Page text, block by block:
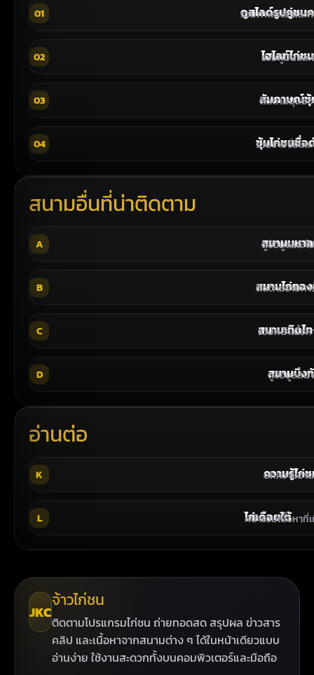
01 ดูสไลด์รูปคู่ชน
รวมภาพหลักและ
02 ไฮไลท์ไก่ชน
รวมคู่มันแล
03 สัมภาษณ์ซุ้
ติดตามมุมมอ
04 ซุ้มไก่ชนชื่อ
รวมรายชื่อแล
สนามอื่นที่น่าติดตาม
A สนามมหา
ดูข้อมูลและ
B สนามไก่ทอ
ติดตามรายก
C สนามเทิดไท
รวมหน้าเนื้อ
D สนามบึง
ดูข้อมูลสน
อ่านต่อ
K ความรู้ไก่
บทความอ่า
L ไก่เดือยใต้
หน้ารวมเนื้อหา
JKC
จ้าวไก่ชน
ติดตามโปรแกรมไก่ชน ถ่ายทอดสด สรุปผล ข่าวสาร
คลิป และเนื้อหาจากสนามต่าง ๆ ได้ในหน้าเดียวแบบ
อ่านง่าย ใช้งานสะดวกทั้งบนคอมพิวเตอร์และมือถือ